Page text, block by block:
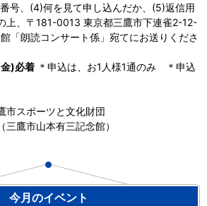
号、(4)何を見て申し込んだか、(5)返信用
上、〒181-0013 東京都三鷹市下連雀2-12-
「朗読コンサート係」宛てにお送りくださ
)必着 ＊申込は、お1人様1通のみ ＊申込
市スポーツと文化財団
鷹市山本有三記念館）
今月のイベント